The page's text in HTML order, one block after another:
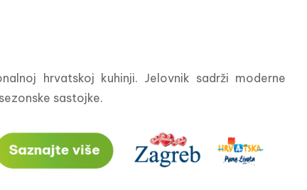
hrvatskoj kuhinji. Jelovnik sadrži moderne
sastojke.